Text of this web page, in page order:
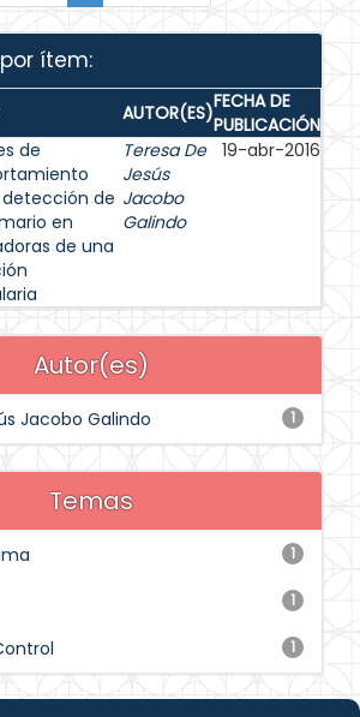
ítem:
AUTOR(ES)FECHA DE
PUBLICACIÓN
de
de
en
de una
Teresa De
Jesús
Jacobo
Galindo
19-abr-2016
Autor(es)
1
Jacobo Galindo
Temas
1
1
1